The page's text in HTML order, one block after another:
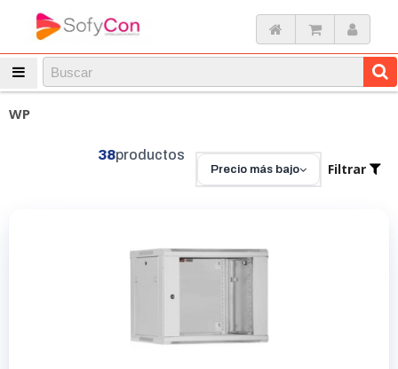
WP
Filtrar
Precio más bajo
38productos